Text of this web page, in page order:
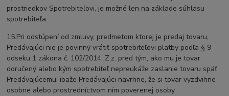
prostriedkov Spotrebiteľovi, je možné len na základe súhlasu
spotrebiteľa.
15.Pri odstúpení od zmluvy, predmetom ktorej je predaj tovaru,
Predávajúci nie je povinný vrátiť spotrebiteľovi platby podľa § 9
odseku 1 zákona č. 102/2014. Z.z. pred tým, ako mu je tovar
doručený alebo kým spotrebiteľ nepreukáže zaslanie tovaru späť
Predávajúcemu, ibaže Predávajúci navrhne, že si tovar vyzdvihne
osobne alebo prostredníctvom ním poverenej osoby.